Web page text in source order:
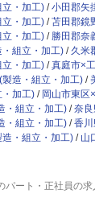
・加工) 小田郡矢
・加工) 苫田郡鏡
・加工) 勝田郡奈
組立・加工)
久米
立・加工)
真庭市×
造・組立・加工)
・加工) 岡山市東区
・組立・加工) 奈
・組立・加工) 香
・組立・加工) 山
パート・正社員の求